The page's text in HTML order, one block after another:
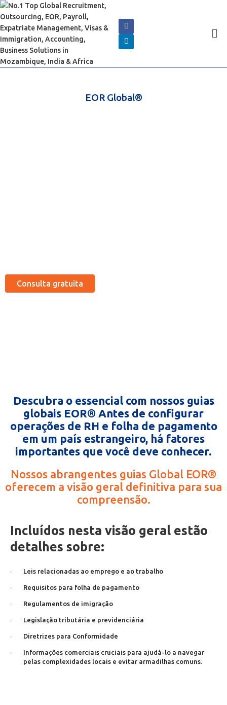
EOR Global®
Consulta gratuita
Descubra o essencial com nossos guias
globais EOR® Antes de configurar
operações de RH e folha de pagamento
em um país estrangeiro, há fatores
importantes que você deve conhecer.
Nossos abrangentes guias Global EOR®
oferecem a visão geral definitiva para sua
compreensão.
Incluídos nesta visão geral estão
detalhes sobre:
Leis relacionadas ao emprego e ao trabalho
Requisitos para folha de pagamento
Regulamentos de imigração
Legislação tributária e previdenciária
Diretrizes para Conformidade
Informações comerciais cruciais para ajudá-lo a navegar
pelas complexidades locais e evitar armadilhas comuns.